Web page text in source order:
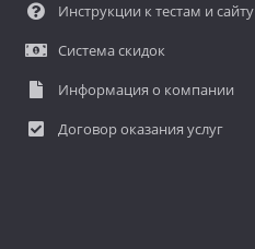
Инструкции к тестам и сайту
Система скидок
Информация о компании
Договор оказания услуг